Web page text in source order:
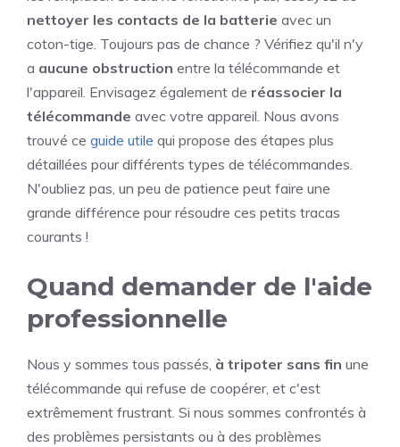
nettoyer les contacts de la batterie avec un
coton-tige. Toujours pas de chance ? Vérifiez qu'il n'y
a aucune obstruction entre la télécommande et
l'appareil. Envisagez également de réassocier la
télécommande avec votre appareil. Nous avons
trouvé ce guide utile qui propose des étapes plus
détaillées pour différents types de télécommandes.
N'oubliez pas, un peu de patience peut faire une
grande différence pour résoudre ces petits tracas
courants !
Quand demander de l'aide
professionnelle
Nous y sommes tous passés, à tripoter sans fin une
télécommande qui refuse de coopérer, et c'est
extrêmement frustrant. Si nous sommes confrontés à
des problèmes persistants ou à des problèmes